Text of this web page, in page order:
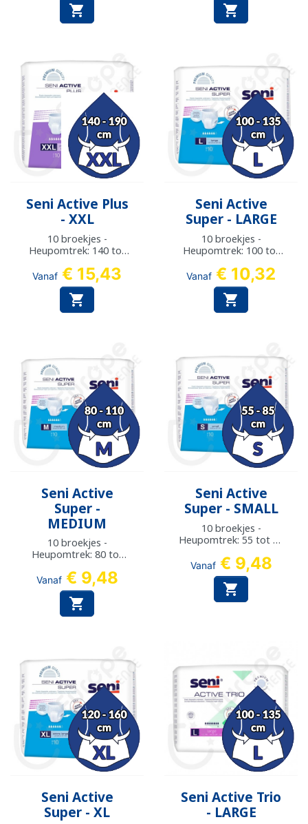
 
Seni Active Plus
- XXL
10 broekjes -
Heupomtrek: 140 tot
Vanaf € 15,43

Seni Active
Super - LARGE
10 broekjes -
Heupomtrek: 100 tot
Vanaf € 10,32

Seni Active
Super -
MEDIUM
10 broekjes -
Heupomtrek: 80 tot
Vanaf € 9,48

Seni Active
Super - SMALL
10 broekjes -
Heupomtrek: 55 tot 85
Vanaf € 9,48

Seni Active
Super - XL
Seni Active Trio
- LARGE